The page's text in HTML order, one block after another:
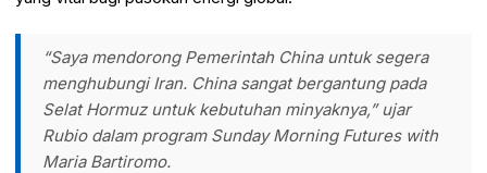
“Saya mendorong Pemerintah China untuk segera
menghubungi Iran. China sangat bergantung pada
Selat Hormuz untuk kebutuhan minyaknya,” ujar
Rubio dalam program Sunday Morning Futures with
Maria Bartiromo.